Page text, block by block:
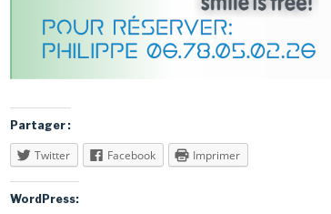
Partager :
Twitter Facebook Imprimer
WordPress: